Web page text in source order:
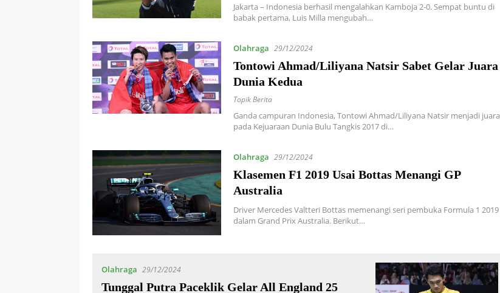
Jakarta – Indonesia berhasil mengalahkan Kamboja 2-0. Sempat buntu di
babak pertama, Luis Milla mengubah…
Olahraga 29/12/2024
Tontowi Ahmad/Liliyana Natsir Sabet Gelar Juara
Dunia Kedua
Topik Berita
Ganda campuran Indonesia, Tontowi Ahmad/Liliyana Natsir menjadi juara
pada Kejuaraan Dunia Bulu Tangkis 2017 di…
Olahraga 29/12/2024
Klasemen F1 2019 Usai Bottas Menangi GP
Australia
Driver Mercedes Valtteri Bottas memenangi seri pembuka Formula 1 2019
dalam Grand Prix Australia. Berikut…
Olahraga 29/12/2024
Tunggal Putra Paceklik Gelar All England 25